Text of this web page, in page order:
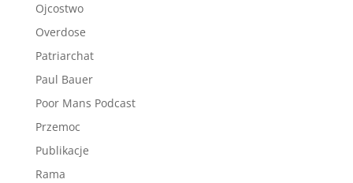
Ojcostwo
Overdose
Patriarchat
Paul Bauer
Poor Mans Podcast
Przemoc
Publikacje
Rama